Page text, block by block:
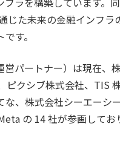
じた未来の金融インフ
す。
パートナー）は現在、
クシブ株式会社、TIS
、株式会社シーエーシ
の 14 社が参画して